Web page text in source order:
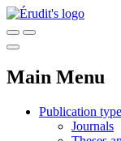
Main Menu
Publication
Journals